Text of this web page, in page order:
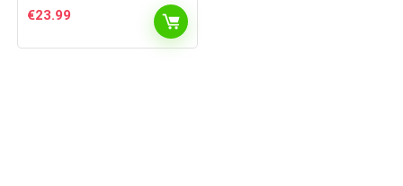
€23.99